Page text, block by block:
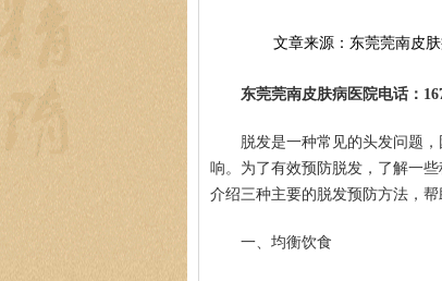
文章来源：东莞莞南皮
东莞莞南皮肤病医院电话：
脱发是一种常见的头发问题
响。为了有效预防脱发，了解一
介绍三种主要的脱发预防方法，帮
一、均衡饮食